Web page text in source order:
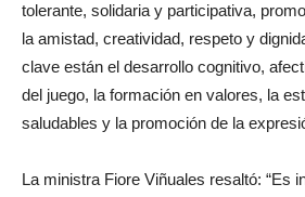
tolerante, solidaria y participativa,
la amistad, creatividad, respeto y
clave están el desarrollo cognitivo,
del juego, la formación en valores, la
saludables y la promoción de la
La ministra Fiore Viñuales resaltó: “Es